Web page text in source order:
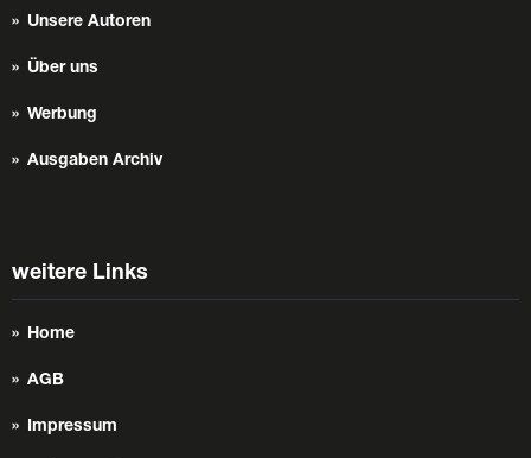
Unsere Autoren
Über uns
Werbung
Ausgaben Archiv
weitere Links
Home
AGB
Impressum